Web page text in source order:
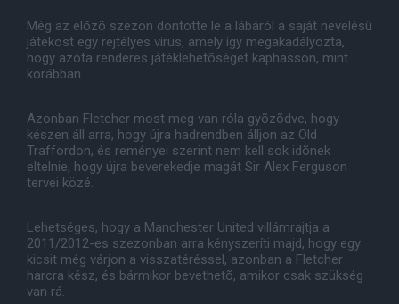
Még az elõzõ szezon döntötte le a lábáról a saját nevelésû
játékost egy rejtélyes vírus, amely így megakadályozta,
hogy azóta renderes játéklehetõséget kaphasson, mint
korábban.
Azonban Fletcher most meg van róla gyõzõdve, hogy
készen áll arra, hogy újra hadrendben álljon az Old
Traffordon, és reményei szerint nem kell sok idõnek
eltelnie, hogy újra beverekedje magát Sir Alex Ferguson
tervei közé.
Lehetséges, hogy a Manchester United villámrajtja a
2011/2012-es szezonban arra kényszeríti majd, hogy egy
kicsit még várjon a visszatéréssel, azonban a Fletcher
harcra kész, és bármikor bevethetõ, amikor csak szükség
van rá.